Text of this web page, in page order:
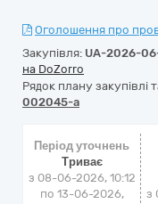
Оголошення про
Закупівля: UA-2026-
на DoZorro
Рядок плану закупівлі
002045-a
Період уточнень
Триває
з 08-06-2026, 10:12
по 13-06-2026,
з